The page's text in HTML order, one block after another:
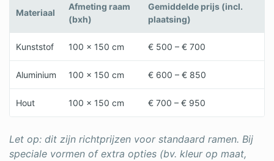
Materiaal
Afmeting raam
(bxh)
Gemiddelde prijs (incl.
plaatsing)
Kunststof 100 x 150 cm € 500 – € 700
Aluminium 100 x 150 cm € 600 – € 850
Hout 100 x 150 cm € 700 – € 950
Let op: dit zijn richtprijzen voor standaard ramen. Bij
speciale vormen of extra opties (bv. kleur op maat,